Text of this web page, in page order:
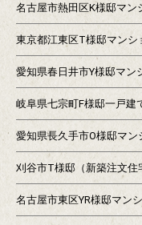
名古屋市熱田区K様邸マン
東京都江東区T様邸マンシ
愛知県春日井市Y様邸マン
岐阜県七宗町F様邸一戸建
愛知県長久手市O様邸マ
刈谷市T様邸（新築注文住
名古屋市東区YR様邸マン